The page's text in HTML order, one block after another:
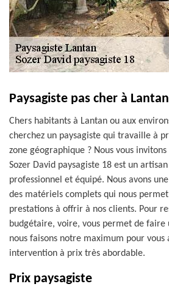
Paysagiste pas cher à Lantan
Chers habitants à Lantan ou aux
cherchez un paysagiste qui travaille à
zone géographique ? Nous vous
Sozer David paysagiste 18 est un
professionnel et équipé. Nous avons
des matériels complets qui nous
prestations à offrir à nos clients. Pour
budgétaire, voire, vous permet de faire
nous faisons notre maximum pour vous
intervention à prix très abordable.
Prix paysagiste